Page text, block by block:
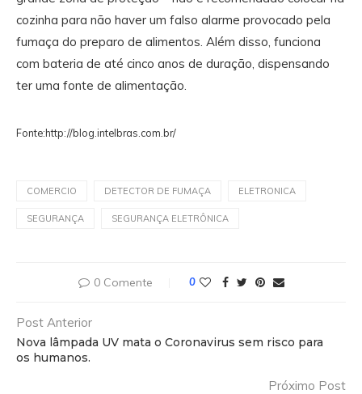
cozinha para não haver um falso alarme provocado pela
fumaça do preparo de alimentos. Além disso, funciona
com bateria de até cinco anos de duração, dispensando
ter uma fonte de alimentação.
Fonte:http://blog.intelbras.com.br/
COMERCIO DETECTOR DE FUMAÇA ELETRONICA
SEGURANÇA SEGURANÇA ELETRÔNICA
0 Comente 0
Post Anterior
Nova lâmpada UV mata o Coronavirus sem risco para
os humanos.
Próximo Post